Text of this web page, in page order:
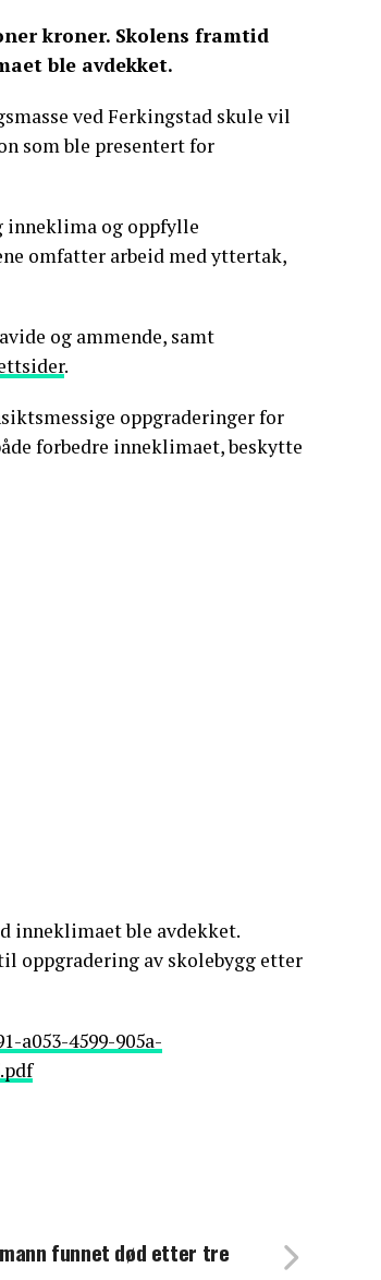
kroner. Skolens framtid
ble avdekket.
ved Ferkingstad skule vil
som ble presentert for
inneklima og oppfylle
omfatter arbeid med yttertak,
og ammende, samt
.
oppgraderinger for
forbedre inneklimaet, beskytte
inneklimaet ble avdekket.
oppgradering av skolebygg etter
a053-4599-905a-
funnet død etter tre